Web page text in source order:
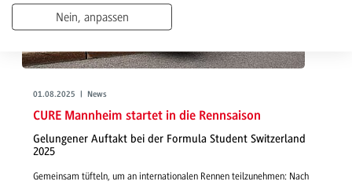
01.08.2025 | News
CURE Mannheim startet in die Rennsaison
Gelungener Auftakt bei der Formula Student Switzerland
2025
Gemeinsam tüfteln, um an internationalen Rennen teilzunehmen: Nach
Nein, anpassen